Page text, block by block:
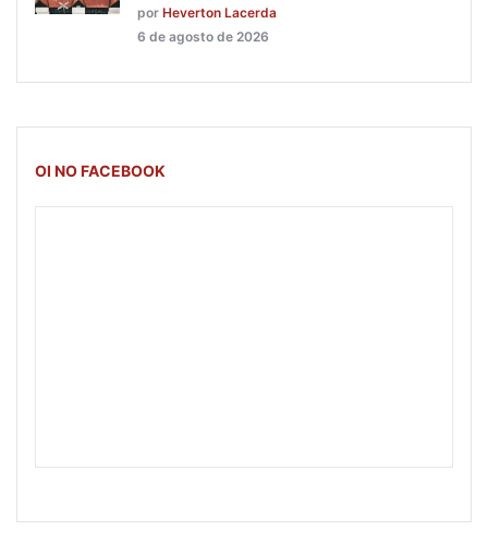
por Heverton Lacerda
6 de agosto de 2026
OI NO FACEBOOK